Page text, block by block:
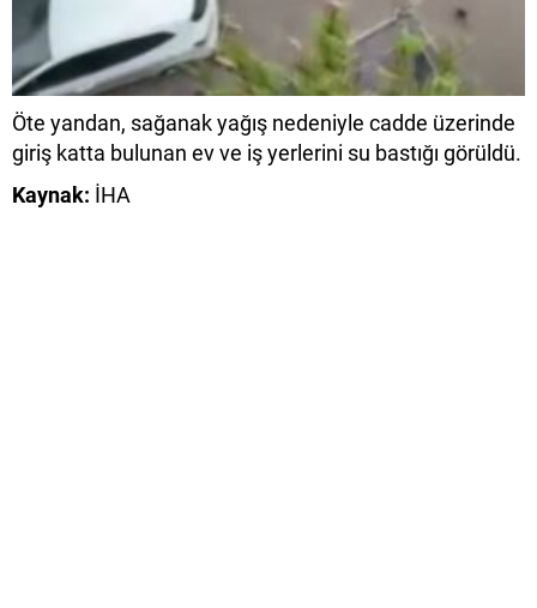
Öte yandan, sağanak yağış nedeniyle cadde üzerinde
giriş katta bulunan ev ve iş yerlerini su bastığı görüldü.
Kaynak: İHA